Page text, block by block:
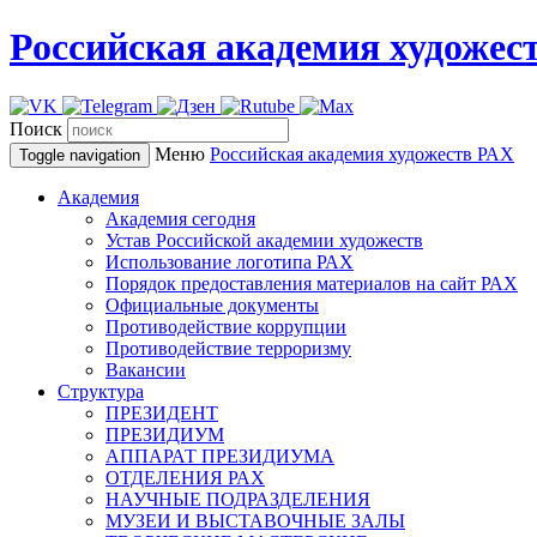
Российская академия
Поиск
Toggle navigation Меню Российская академия художеств РАХ
Академия
Академия сегодня
Устав Российской академии художеств
Использование логотипа РАХ
Порядок предоставления материалов на сайт РАХ
Официальные документы
Противодействие коррупции
Противодействие терроризму
Вакансии
Структура
ПРЕЗИДЕНТ
ПРЕЗИДИУМ
АППАРАТ ПРЕЗИДИУМА
ОТДЕЛЕНИЯ РАХ
НАУЧНЫЕ ПОДРАЗДЕЛЕНИЯ
МУЗЕИ И ВЫСТАВОЧНЫЕ ЗАЛЫ